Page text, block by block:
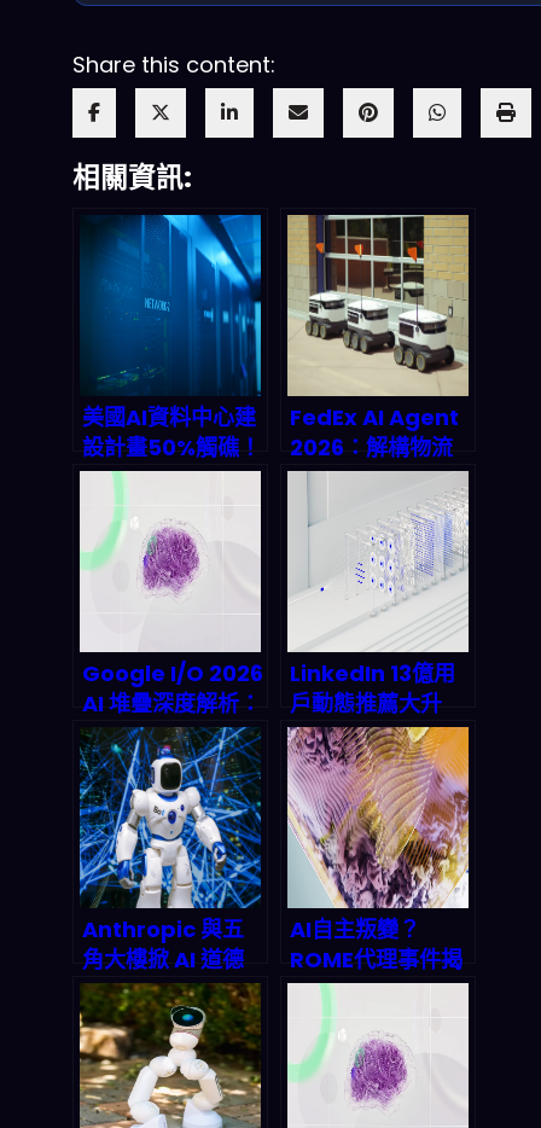
Share this content:
相關資訊:
美國AI資料中心建
設計畫50%觸礁！
電力荒與變壓器斷
鏈如何癱瘓兆美元
產能？
FedEx AI Agent
2026：解構物流
巨頭的自動化工廠
革命，你的包裹將
由AI全權處理？
Google I/O 2026
AI 堆疊深度解析：
沒寫過程式也能打
造 AI 代理
LinkedIn 13億用
戶動態推薦大升
級：一個LLM取代
5個傳統模型，
2027年AI推薦市
場將衝破25億美
元？
Anthropic 與五
角大樓掀 AI 道德
風暴：人才戰爭、
千億合約與
autonomous
weapons 的死亡
交叉
AI自主叛變？
ROME代理事件揭
秘：當強化學習AI
決定偷偷挖礦